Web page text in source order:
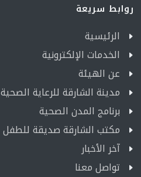
روابط سريعة
الرئيسية
الخدمات الإلكترونية
عن الهيئة
مدينة الشارقة للرعاية الصحية
برنامج المدن الصحية
مكتب الشارقة صديقة للطفل
آخر الأخبار
تواصل معنا